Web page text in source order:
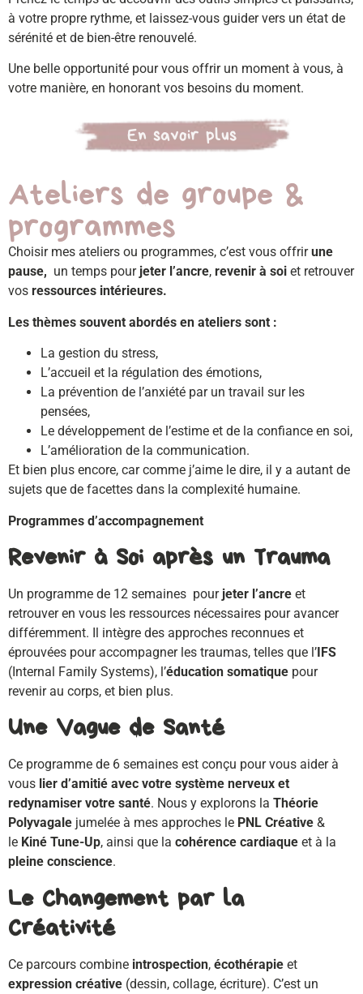
à votre propre rythme, et laissez-vous guider vers un état de
sérénité et de bien-être renouvelé.
Une belle opportunité pour vous offrir un moment à vous, à
votre manière, en honorant vos besoins du moment.
En savoir plus
Ateliers de groupe &
programmes
Choisir mes ateliers ou programmes, c’est vous offrirune
pause, un temps pour jeter l’ancre, revenir à soi et retrouver
vos ressources intérieures.
Les thèmes souvent abordés en ateliers sont :
La gestion du stress,
L’accueil et la régulation des émotions,
La prévention de l’anxiété par un travail sur les
pensées,
Le développement de l’estime et de la confiance en soi,
L’amélioration de la communication.
Et bien plus encore, car comme j’aime le dire, il y a autant de
sujets que de facettes dans la complexité humaine.
Programmes d’accompagnement
Revenir à Soi après un Trauma
Un programme de 12 semaines pour jeter l’ancre et
retrouver en vous les ressources nécessaires pour avancer
différemment. Il intègre des approches reconnues et
éprouvées pour accompagner les traumas, telles que l’IFS
(Internal Family Systems), l’éducation somatique pour
revenir au corps, et bien plus.
Une Vague de Santé
Ce programme de 6 semaines est conçu pour vous aider à
vous lier d’amitié avec votre système nerveux et
redynamiser votre santé. Nous y explorons la Théorie
Polyvagale jumelée à mes approches le PNL Créative &
le Kiné Tune-Up, ainsi que la cohérence cardiaque et à la
pleine conscience.
Le Changement par la
Créativité
Ce parcours combine introspection, écothérapie et
expression créative (dessin, collage, écriture). C’est un